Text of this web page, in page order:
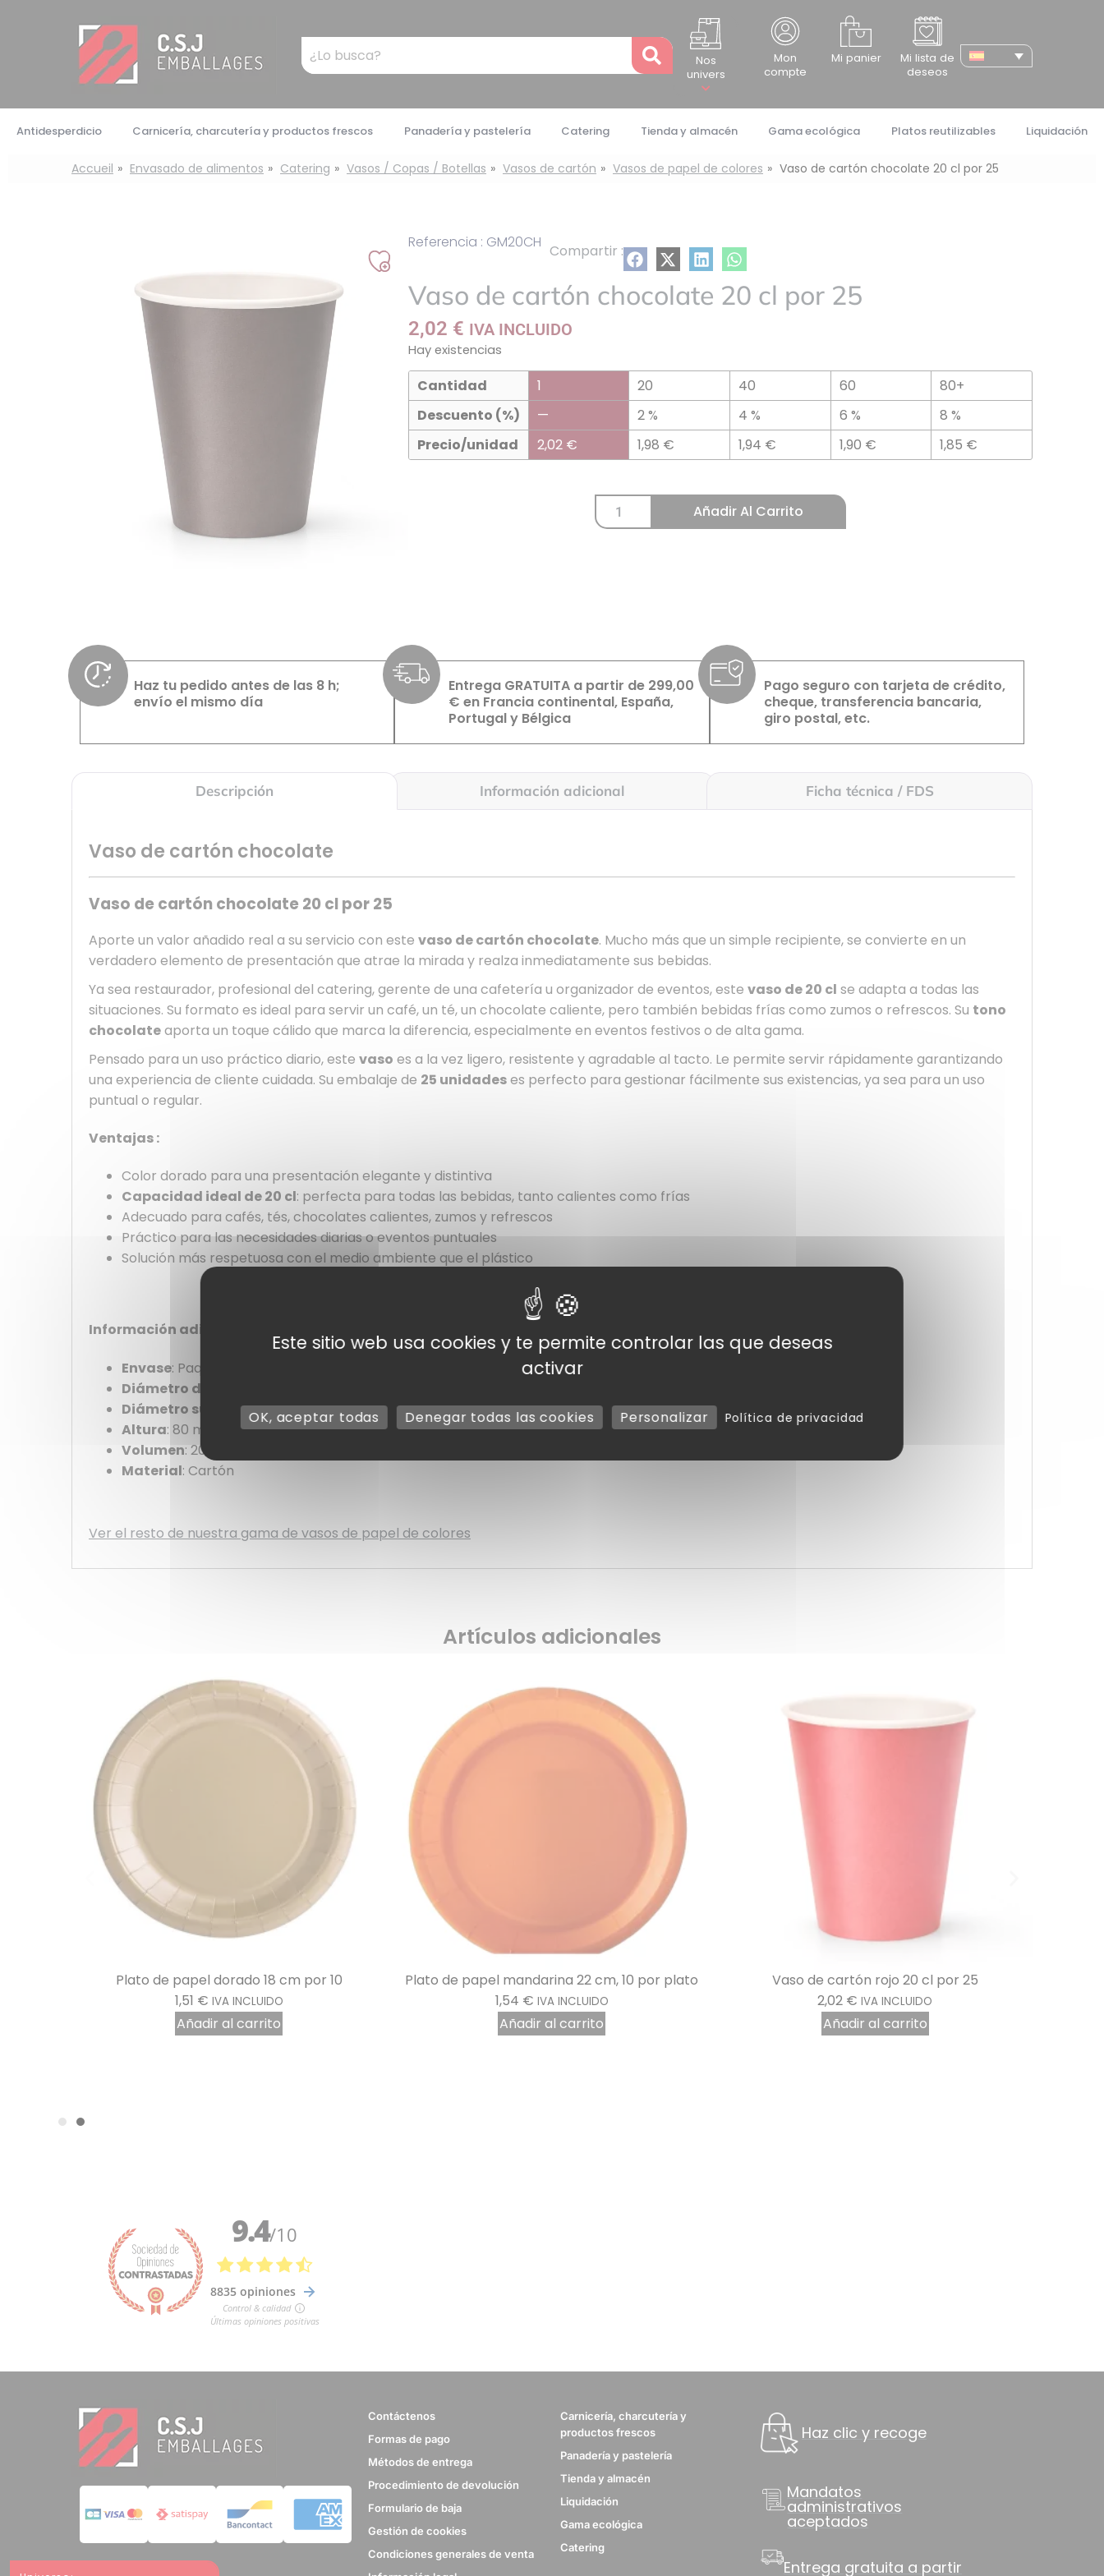
Mots
clés
Rechercher
Nos
univers
Mon
compte
Mi panier
Mi lista de
deseos
Antidesperdicio Carnicería, charcutería y productos frescos Panadería y pastelería Catering Tienda y almacén Gama ecológica Platos reutilizables Liquidación
Accueil Envasado de alimentos Catering Vasos / Copas / Botellas Vasos de cartón Vasos de papel de colores Vaso de cartón chocolate 20 cl por 25
Añadir
lista
Referencia : GM20CH Compartir :
Vaso de cartón chocolate 20 cl por 25
2,02 € IVA INCLUIDO
Hay existencias
Cantidad
Descuento (%)
Precio/unidad
1
—
2,02 €
20
2 %
1,98 €
40
4 %
1,94 €
60
6 %
1,90 €
80+
8 %
1,85 €
Añadir Al Carrito
Haz tu pedido antes de las 8 h;
envío el mismo día
Entrega GRATUITA a partir de 299,00
€ en Francia continental, España,
Portugal y Bélgica
Pago seguro con tarjeta de crédito,
cheque, transferencia bancaria,
giro postal, etc.
Descripción Información adicional Ficha técnica / FDS
Vaso de cartón chocolate
Vaso de cartón chocolate 20 cl por 25
Aporte un valor añadido real a su servicio con este vaso de cartón chocolate. Mucho más que un simple recipiente, se convierte en un
verdadero elemento de presentación que atrae la mirada y realza inmediatamente sus bebidas.
Ya sea restaurador, profesional del catering, gerente de una cafetería u organizador de eventos, este vaso de 20 cl se adapta a todas las
situaciones. Su formato es ideal para servir un café, un té, un chocolate caliente, pero también bebidas frías como zumos o refrescos. Su tono
chocolateaporta un toque cálido que marca la diferencia, especialmente en eventos festivos o de alta gama.
Pensado para un uso práctico diario, este vaso es a la vez ligero, resistente y agradable al tacto. Le permite servir rápidamente garantizando
una experiencia de cliente cuidada. Su embalaje de 25 unidadeses perfecto para gestionar fácilmente sus existencias, ya sea para un uso
puntual o regular.
Ventajas :
Color dorado para una presentación elegante y distintiva
Capacidad ideal de 20 cl: perfecta para todas las bebidas, tanto calientes como frías
Adecuado para cafés, tés, chocolates calientes, zumos y refrescos
Práctico para las necesidades diarias o eventos puntuales
Solución más respetuosa con el medio ambiente que el plástico
Información adicional :
Envase: Paquete de 25
Diámetro del fondo:
Diámetro superior: 67 mm
Altura: 80 mm
Volumen: 20 cl
Material: Cartón
Ver el resto de nuestra gama de vasos de papel de colores
Artículos adicionales
Plato de papel mandarina 22 cm, 10 por plato
1,54€ IVA INCLUIDO
Añadir al carrito
Vaso de cartón rojo 20 cl por 25
2,02 € IVA INCLUIDO
Añadir al carrito
Vaso de cartón verde anís 20 cl pack de 25
2,02 € IVA INCLUIDO
Añadir al carrito
Contáctenos
Formas de pago
Métodos de entrega
Procedimiento de devolución
Formulario de baja
Gestión de cookies
Condiciones generales de venta
Carnicería, charcutería y
productos frescos
Panadería y pastelería
Tienda y almacén
Liquidación
Gama ecológica
Catering
Haz clic y recoge
Mandatos
administrativos
aceptados
Entrega gratuita a partir
Este sitio web usa cookies y te permite controlar las que deseas
activar
OK, aceptar todas Denegar todas las cookies Personalizar Política de privacidad